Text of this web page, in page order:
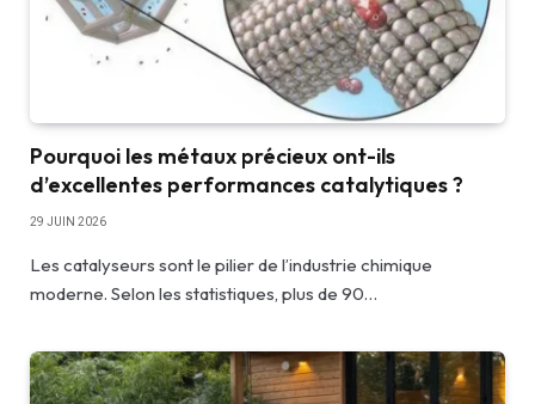
Pourquoi les métaux précieux ont-ils
d’excellentes performances catalytiques ?
29 JUIN 2026
Les catalyseurs sont le pilier de l’industrie chimique
moderne. Selon les statistiques, plus de 90…